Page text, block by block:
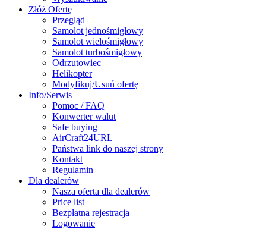
Złóż Ofertę
Przegląd
Samolot jednośmigłowy
Samolot wielośmigłowy
Samolot turbośmigłowy
Odrzutowiec
Helikopter
Modyfikuj/Usuń ofertę
Info/Serwis
Pomoc / FAQ
Konwerter walut
Safe buying
AirCraft24URL
Państwa link do naszej strony
Kontakt
Regulamin
Dla dealerów
Nasza oferta dla dealerów
Price list
Bezpłatna rejestracja
Logowanie